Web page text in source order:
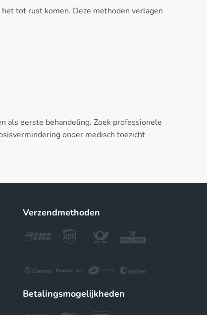
tot rust komen. Deze methoden verlagen
als eerste behandeling. Zoek professionele
onder medisch toezicht
Verzendmethoden
Betalingsmogelijkheden